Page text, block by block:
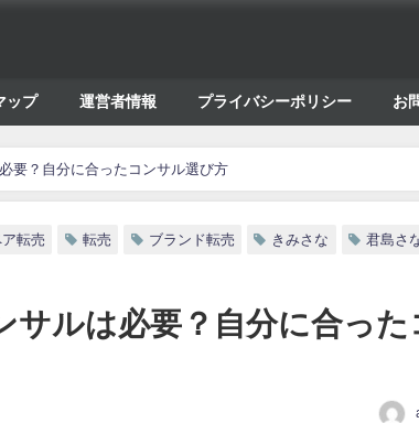
ップ 運営者情報 プライバシーポリシー お
要？自分に合ったコンサル選び方
ア転売 転売 ブランド転売 きみさな 君島さ
サルは必要？自分に合った